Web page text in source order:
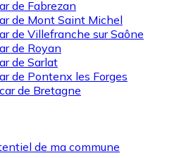
de Fabrezan
de Mont Saint Michel
de Villefranche sur Saône
de Royan
de Sarlat
de Pontenx les Forges
de Bretagne
de ma commune